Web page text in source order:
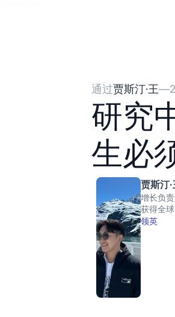
通过贾斯汀·王—
研究
生必
贾斯汀
增长负责
获得全
领英